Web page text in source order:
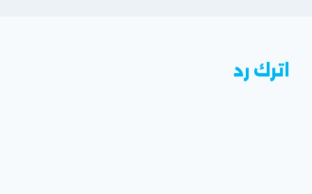
اترك رد